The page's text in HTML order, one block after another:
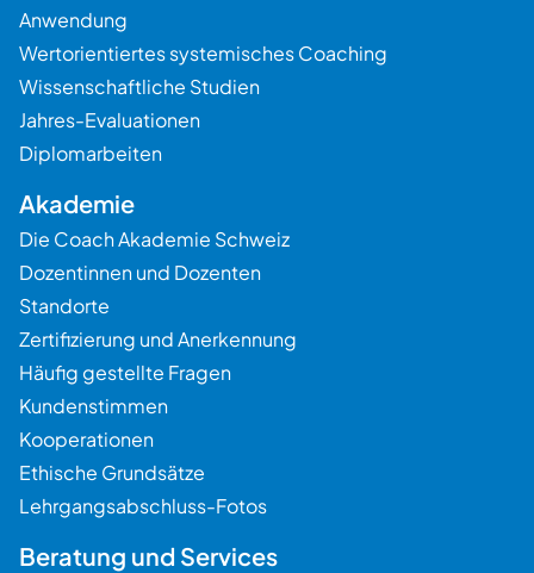
Anwendung
Wertorientiertes systemisches Coaching
Wissenschaftliche Studien
Jahres-Evaluationen
Diplomarbeiten
Akademie
Die Coach Akademie Schweiz
Dozentinnen und Dozenten
Standorte
Zertifizierung und Anerkennung
Häufig gestellte Fragen
Kundenstimmen
Kooperationen
Ethische Grundsätze
Lehrgangsabschluss-Fotos
Beratung und Services